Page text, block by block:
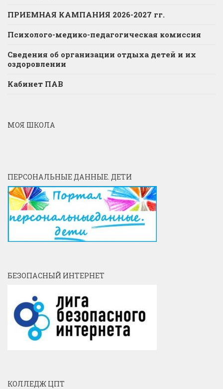
ПРИЕМНАЯ КАМПАНИЯ 2026-2027 гг.
Психолого-медико-педагогическая комиссия
Сведения об организации отдыха детей и их
оздоровлении
Кабинет ПАВ
МОЯ ШКОЛА
ПЕРСОНАЛЬНЫЕ ДАННЫЕ. ДЕТИ
БЕЗОПАСНЫЙ ИНТЕРНЕТ
КОЛЛЕДЖ ЦПТ